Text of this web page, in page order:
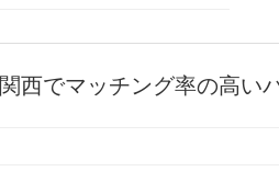
関西でマッチング率の高い